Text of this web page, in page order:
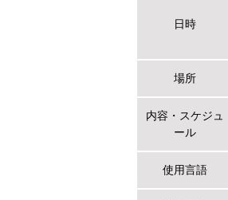
日時
場所
内容・スケジュ
ール
使用言語